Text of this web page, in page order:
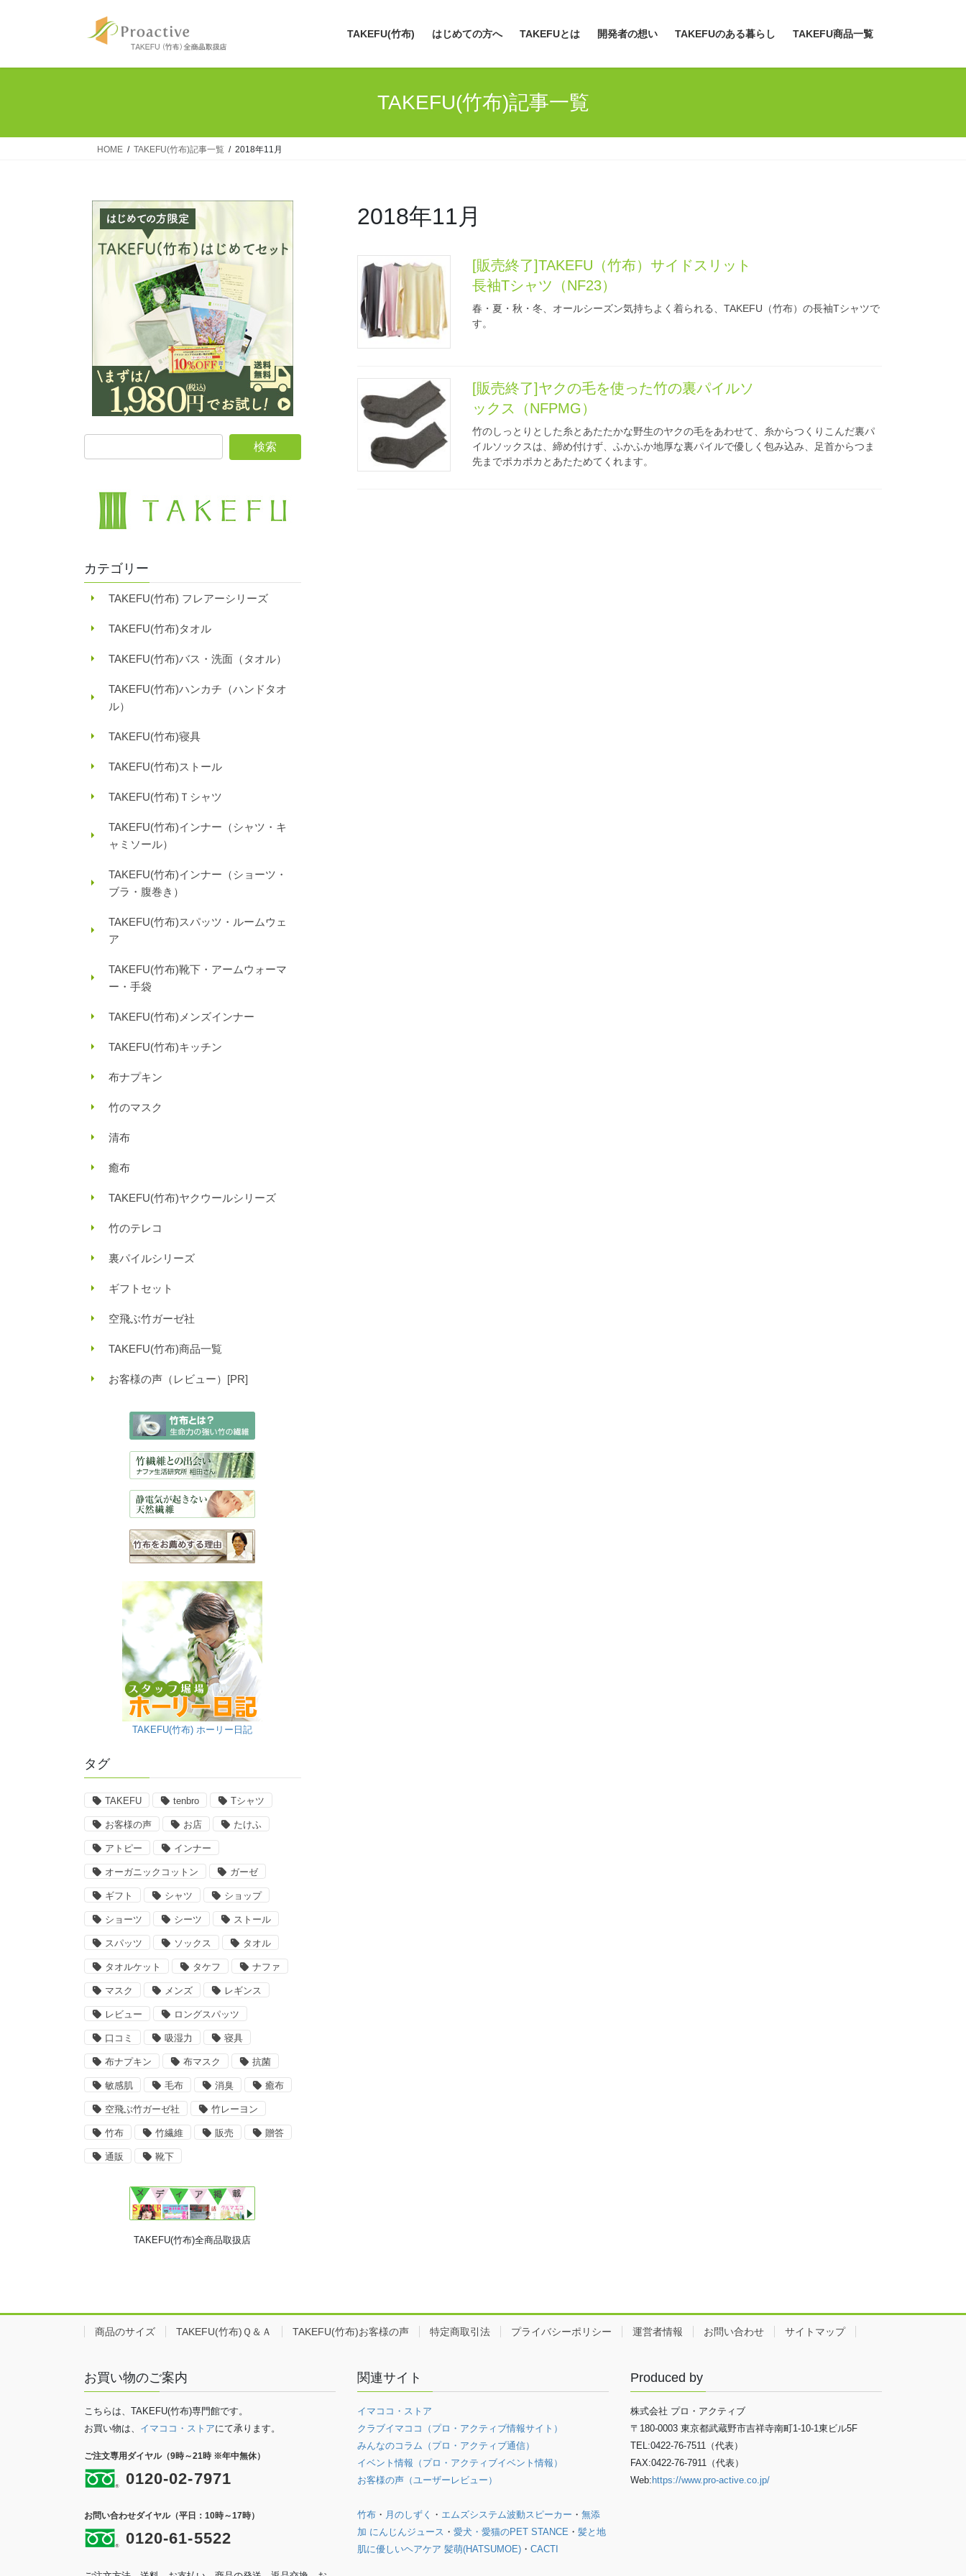
TAKEFU(竹布) はじめての方へ TAKEFUとは 開発者の想い TAKEFUのある暮らし TAKEFU商品一覧
TAKEFU(竹布)記事一覧
HOME TAKEFU(竹布)記事一覧 2018年11月
2018年11月
[販売終了]TAKEFU（竹布）サイドスリット
長袖Tシャツ（NF23）
春・夏・秋・冬、オールシーズン気持ちよく着られる、TAKEFU（竹布）の長袖Tシャツで
す。
[販売終了]ヤクの毛を使った竹の裏パイルソ
ックス（NFPMG）
竹のしっとりとした糸とあたたかな野生のヤクの毛をあわせて、糸からつくりこんだ裏パ
イルソックスは、締め付けず、ふかふか地厚な裏パイルで優しく包み込み、足首からつま
先までポカポカとあたためてくれます。
カテゴリー
TAKEFU(竹布) フレアーシリーズ
TAKEFU(竹布)タオル
TAKEFU(竹布)バス・洗面（タオル）
TAKEFU(竹布)ハンカチ（ハンドタオ
ル）
TAKEFU(竹布)寝具
TAKEFU(竹布)ストール
TAKEFU(竹布)Ｔシャツ
TAKEFU(竹布)インナー（シャツ・キ
ャミソール）
TAKEFU(竹布)インナー（ショーツ・
ブラ・腹巻き）
TAKEFU(竹布)スパッツ・ルームウェ
ア
TAKEFU(竹布)靴下・アームウォーマ
ー・手袋
TAKEFU(竹布)メンズインナー
TAKEFU(竹布)キッチン
布ナプキン
竹のマスク
清布
癒布
TAKEFU(竹布)ヤクウールシリーズ
竹のテレコ
裏パイルシリーズ
ギフトセット
空飛ぶ竹ガーゼ社
TAKEFU(竹布)商品一覧
お客様の声（レビュー）[PR]
TAKEFU(竹布) ホーリー日記
タグ
TAKEFU tenbro Tシャツ
お客様の声 お店 たけふ
アトピー インナー
オーガニックコットン ガーゼ
ギフト シャツ ショップ
ショーツ シーツ ストール
スパッツ ソックス タオル
タオルケット タケフ ナファ
マスク メンズ レギンス
レビュー ロングスパッツ
口コミ 吸湿力 寝具
布ナプキン 布マスク 抗菌
敏感肌 毛布 消臭 癒布
空飛ぶ竹ガーゼ社 竹レーヨン
竹布 竹繊維 販売 贈答
通販 靴下
TAKEFU(竹布)全商品取扱店
商品のサイズ TAKEFU(竹布)Ｑ＆Ａ TAKEFU(竹布)お客様の声 特定商取引法 プライバシーポリシー 運営者情報 お問い合わせ サイトマップ
お買い物のご案内
こちらは、TAKEFU(竹布)専門館です。
お買い物は、 イマココ・ストアにて承ります。
ご注文専用ダイヤル（9時～21時 ※年中無休）
0120-02-7971
お問い合わせダイヤル（平日：10時～17時）
0120-61-5522
関連サイト
イマココ・ストア
クラブイマココ（プロ・アクティブ情報サイト）
みんなのコラム（プロ・アクティブ通信）
イベント情報（プロ・アクティブイベント情報）
お客様の声（ユーザーレビュー）
竹布 ・ 月のしずく ・ エムズシステム波動スピーカー ・ 無添
加 にんじんジュース ・ 愛犬・愛猫のPET STANCE ・ 髪と地
肌に優しいヘアケア 髪萌(HATSUMOE) ・ CACTI
Produced by
株式会社 プロ・アクティブ
〒180-0003 東京都武蔵野市吉祥寺南町1-10-1東ビル5F
TEL:0422-76-7511（代表）
FAX:0422-76-7911（代表）
Web:https://www.pro-active.co.jp/